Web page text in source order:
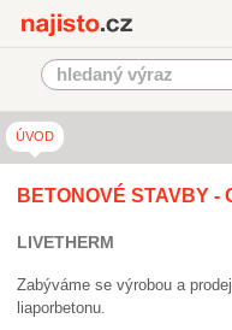
ÚVOD
BETONOVÉ STAVBY -
LIVETHERM
Zabýváme se výrobou a
liaporbetonu.